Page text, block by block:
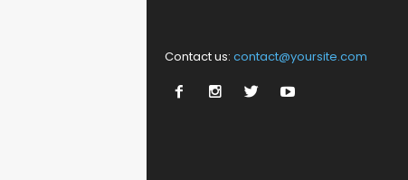
Contact us: contact@yoursite.com